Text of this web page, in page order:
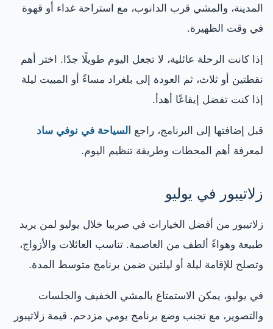
المدينة، والمشي قرب الدانوب، مع استراحة غداء أو قهوة
في وقت الظهيرة.
إذا كانت الرحلة عائلية، لا تجعل اليوم طويلًا جدًا. اختر أهم
نقطتين أو ثلاث، ثم العودة إلى بلغراد مساءً أو المبيت ليلة
إذا كنت تفضل إيقاعًا أهدأ.
قبل إضافتها إلى البرنامج، راجع السياحة في نوفي ساد
لمعرفة أهم المحطات وطريقة تنظيم اليوم.
زلاتيبور في يوليو
زلاتيبور من أفضل الخيارات في صربيا خلال يوليو لمن يريد
طبيعة وهواءً ألطف من العاصمة. تناسب العائلات والأزواج،
وتصلح للإقامة ليلة أو ليلتين ضمن برنامج متوسط المدة.
في يوليو، يمكن الاستمتاع بالمشي الخفيف والجلسات
والتصوير، مع تجنب وضع برنامج يومي مزدحم. قيمة زلاتيبور